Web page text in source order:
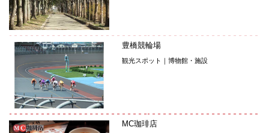
豊橋競輪場
観光スポット｜博物館・施設
MC珈琲店